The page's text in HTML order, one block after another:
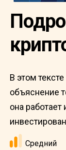
В этом
объяснение
она
Средний